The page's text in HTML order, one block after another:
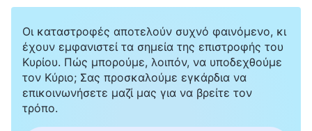
Οι καταστροφές αποτελούν συχνό φαινόμενο, κι
έχουν εμφανιστεί τα σημεία της επιστροφής του
Κυρίου. Πώς μπορούμε, λοιπόν, να υποδεχθούμε
τον Κύριο; Σας προσκαλούμε εγκάρδια να
επικοινωνήσετε μαζί μας για να βρείτε τον
τρόπο.